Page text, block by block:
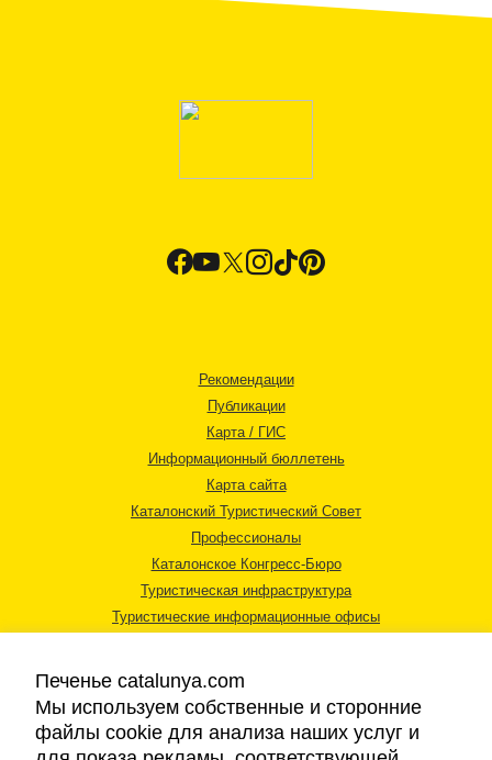
Рекомендации
Публикации
Карта / ГИС
Информационный бюллетень
Карта сайта
Каталонский Туристический Совет
Профессионалы
Каталонское Конгресс-Бюро
Туристическая инфраструктура
Туристические информационные офисы
Печенье catalunya.com
Мы используем собственные и сторонние
файлы cookie для анализа наших услуг и